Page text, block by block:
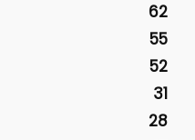
62
55
52
31
28